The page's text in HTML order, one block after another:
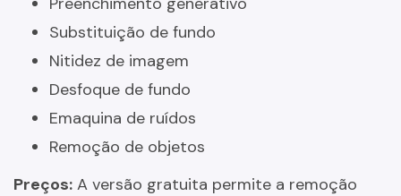
Substituição de fundo
Nitidez de imagem
Desfoque de fundo
Emaquina de ruídos
Remoção de objetos
Preços: A versão gratuita permite a remoção